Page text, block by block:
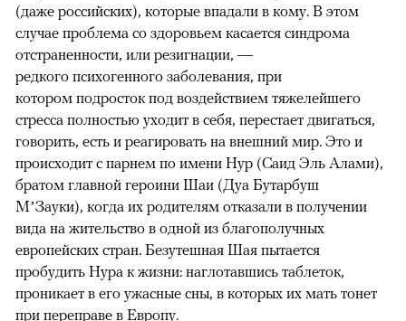
(даже российских), которые впадали в кому. В этом
случае проблема со здоровьем касается синдрома
отстраненности, или резигнации, —
редкого психогенного заболевания, при
котором подросток под воздействием тяжелейшего
стресса полностью уходит в себя, перестает двигаться,
говорить, есть и реагировать на внешний мир. Это и
происходит с парнем по имени Нур (Саид Эль Алами),
братом главной героини Шаи (Дуа Бутарбуш
М’Зауки), когда их родителям отказали в получении
вида на жительство в одной из благополучных
европейских стран. Безутешная Шая пытается
пробудить Нура к жизни: наглотавшись таблеток,
проникает в его ужасные сны, в которых их мать тонет
при переправе в Европу.